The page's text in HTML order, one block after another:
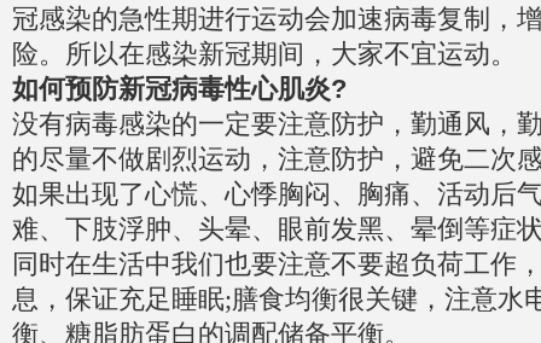
冠感染的急性期进行运动会加速病毒复制，
险。所以在感染新冠期间，大家不宜运动。
如何预防新冠病毒性心肌炎?
没有病毒感染的一定要注意防护，勤通风，
的尽量不做剧烈运动，注意防护，避免二次
如果出现了心慌、心悸胸闷、胸痛、活动后
难、下肢浮肿、头晕、眼前发黑、晕倒等症
同时在生活中我们也要注意不要超负荷工作
息，保证充足睡眠;膳食均衡很关键，注意水
衡、糖脂肪蛋白的调配储备平衡。